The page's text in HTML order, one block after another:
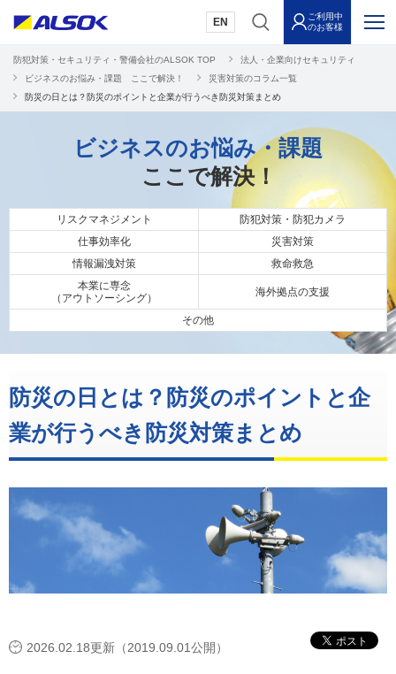
EN
ご利用中
のお客様
防犯対策・セキュリティ・警備会社のALSOK TOP
法人・企業向けセキュリティ
ビジネスのお悩み・課題 ここで解決！
災害対策のコラム一覧
防災の日とは？防災のポイントと企業が行うべき防災対策まとめ
ビジネスのお悩み・課題
ここで解決！
リスクマネジメント
防犯対策・防犯カメラ
仕事効率化
災害対策
情報漏洩対策
救命救急
本業に専念
（アウトソーシング）
海外拠点の支援
その他
防災の日とは？防災のポイントと企
業が行うべき防災対策まとめ
2026.02.18更新（2019.09.01公開）